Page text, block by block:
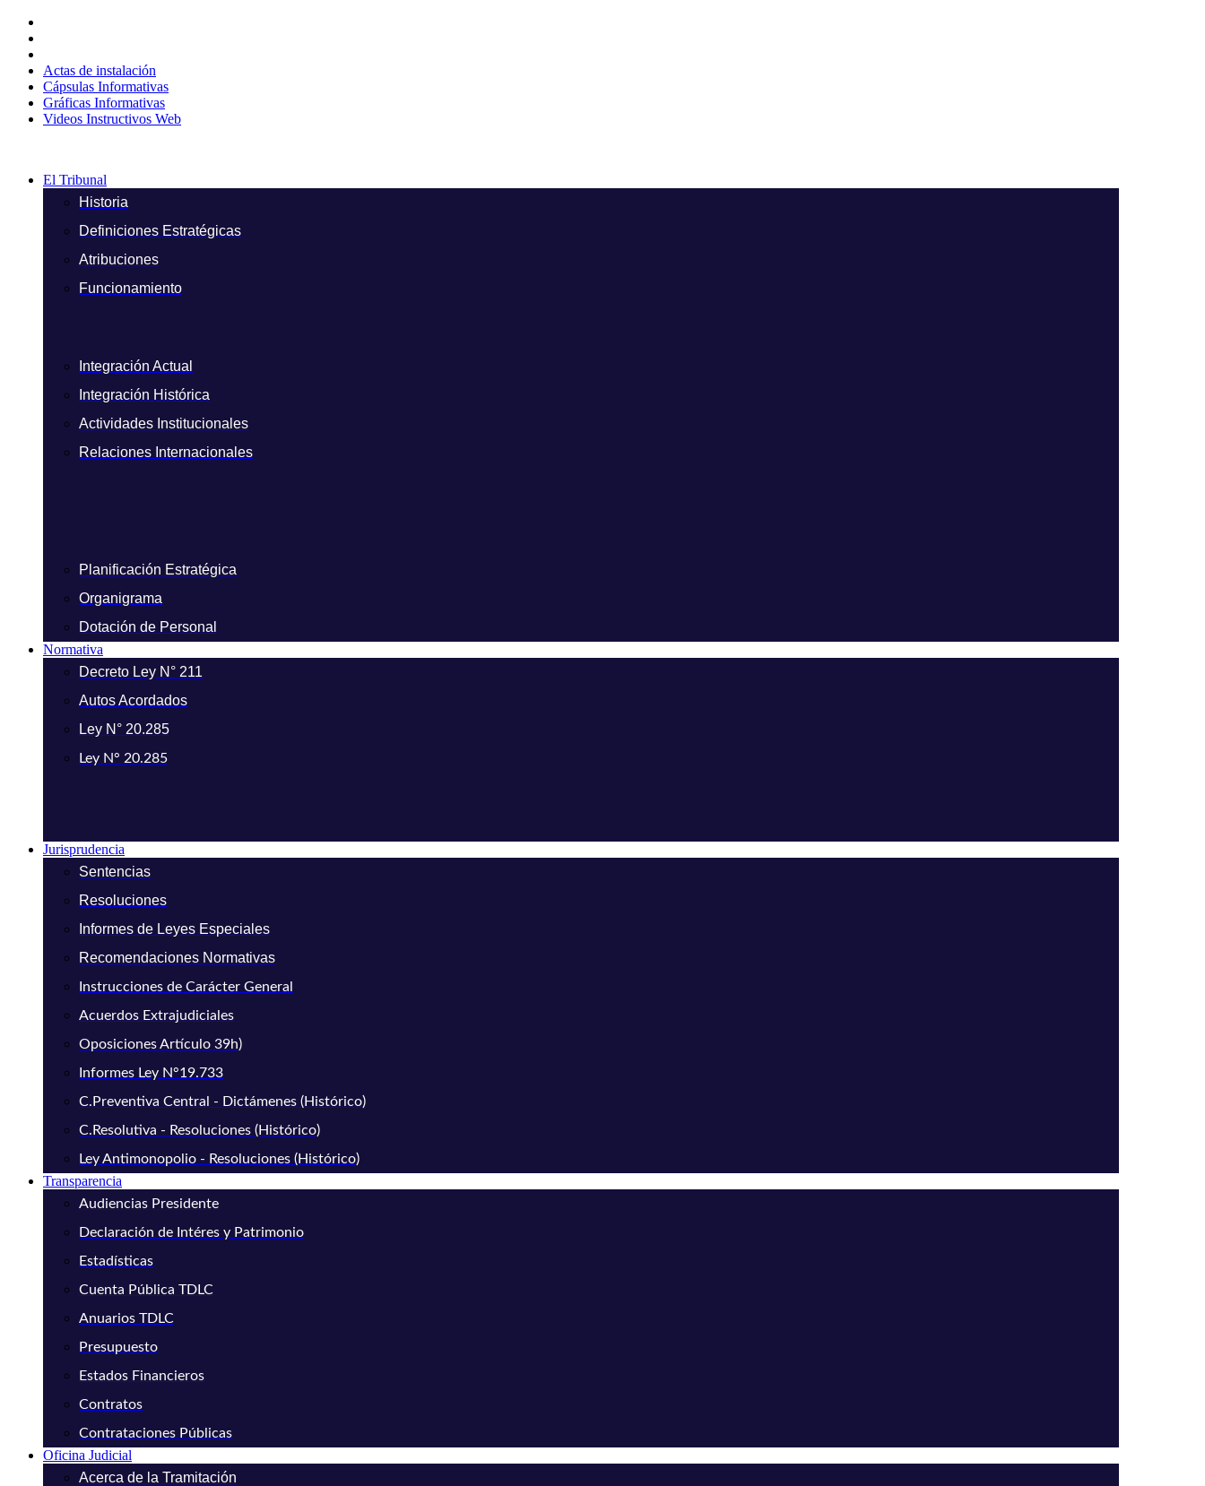
contenido
Actas de instalación
Cápsulas Informativas
Gráficas Informativas
Videos Instructivos Web
El Tribunal
Historia
Definiciones Estratégicas
Atribuciones
Funcionamiento
Integración Actual
Integración Histórica
Actividades Institucionales
Relaciones Internacionales
Planificación Estratégica
Organigrama
Dotación de Personal
Normativa
Decreto Ley N° 211
Autos Acordados
Ley N° 20.285
Ley N° 20.285
Jurisprudencia
Sentencias
Resoluciones
Informes de Leyes Especiales
Recomendaciones Normativas
Instrucciones de Carácter General
Acuerdos Extrajudiciales
Oposiciones Artículo 39h)
Informes Ley N°19.733
C.Preventiva Central - Dictámenes (Histórico)
C.Resolutiva - Resoluciones (Histórico)
Ley Antimonopolio - Resoluciones (Histórico)
Transparencia
Audiencias Presidente
Declaración de Intéres y Patrimonio
Estadísticas
Cuenta Pública TDLC
Anuarios TDLC
Presupuesto
Estados Financieros
Contratos
Contrataciones Públicas
Oficina Judicial
Acerca de la Tramitación